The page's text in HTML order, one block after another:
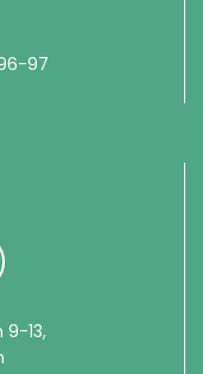
97
9-13,